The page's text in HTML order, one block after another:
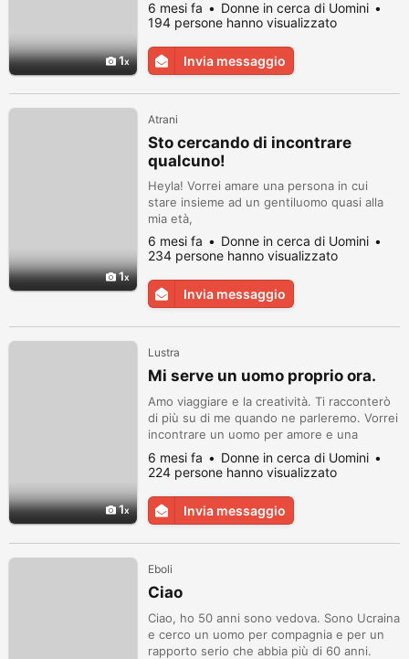
1
6 mesi fa
Donne in cerca di Uomini
194 persone hanno visualizzato
Invia messaggio
1
Atrani
Sto cercando di incontrare
qualcuno!
Heyla! Vorrei amare una persona in cui
stare insieme ad un gentiluomo quasi alla
mia età,
6 mesi fa
Donne in cerca di Uomini
234 persone hanno visualizzato
Invia messaggio
1
Lustra
Mi serve un uomo proprio ora.
Amo viaggiare e la creatività. Ti racconterò
di più su di me quando ne parleremo. Vorrei
incontrare un uomo per amore e una
relazione seria.
6 mesi fa
Donne in cerca di Uomini
224 persone hanno visualizzato
Invia messaggio
Eboli
Ciao
Ciao, ho 50 anni sono vedova. Sono Ucraina
e cerco un uomo per compagnia e per un
rapporto serio che abbia più di 60 anni.